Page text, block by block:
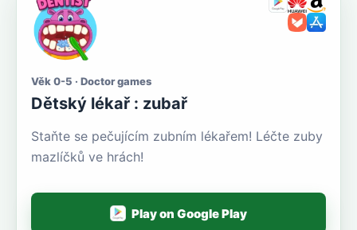
Věk 0-5 · Doctor games
Dětský lékař : zubař
Staňte se pečujícím zubním lékařem! Léčte zuby
mazlíčků ve hrách!
Play on Google Play